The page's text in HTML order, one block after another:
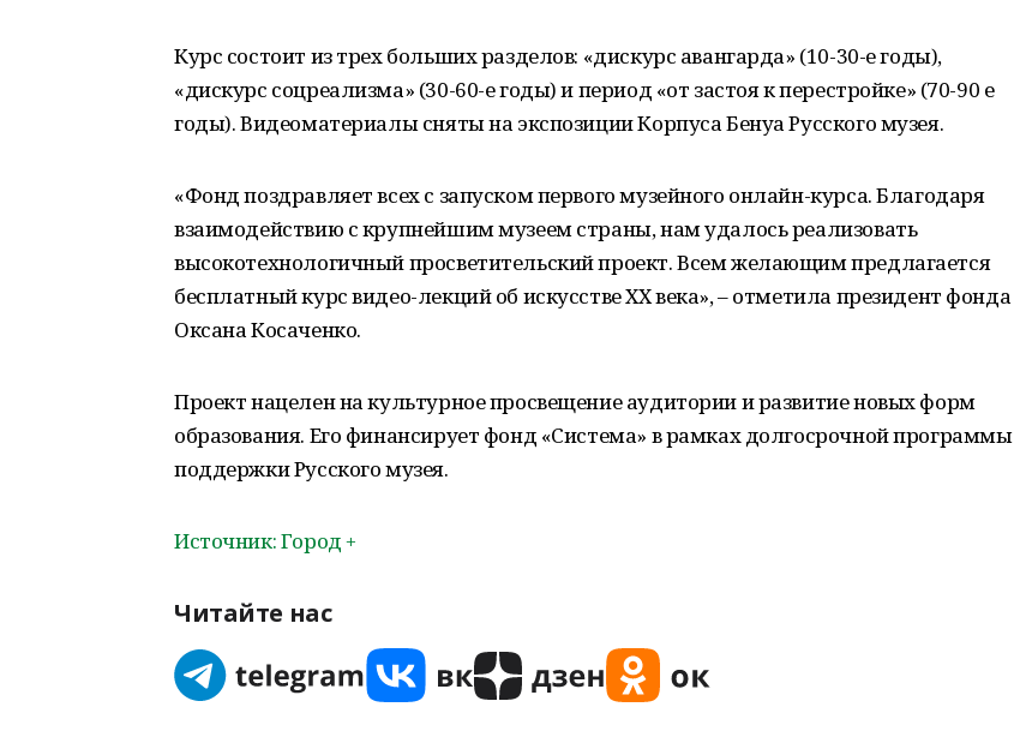
Курс состоит из трех больших разделов: «дискурс авангарда» (10-30-е годы),
«дискурс соцреализма» (30-60-е годы) и период «от застоя к перестройке» (70-90 е
годы). Видеоматериалы сняты на экспозиции Корпуса Бенуа Русского музея.
«Фонд поздравляет всех с запуском первого музейного онлайн-курса. Благодаря
взаимодействию с крупнейшим музеем страны, нам удалось реализовать
высокотехнологичный просветительский проект. Всем желающим предлагается
бесплатный курс видео-лекций об искусстве ХХ века», – отметила президент фонда
Оксана Косаченко.
Проект нацелен на культурное просвещение аудитории и развитие новых форм
образования. Его финансирует фонд «Система» в рамках долгосрочной программы
поддержки Русского музея.
Источник: Город +
Читайте нас